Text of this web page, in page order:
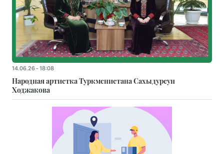
14.06.26 - 18:08
Народная артистка Туркменистана Сахыдурсун
Ходжакова